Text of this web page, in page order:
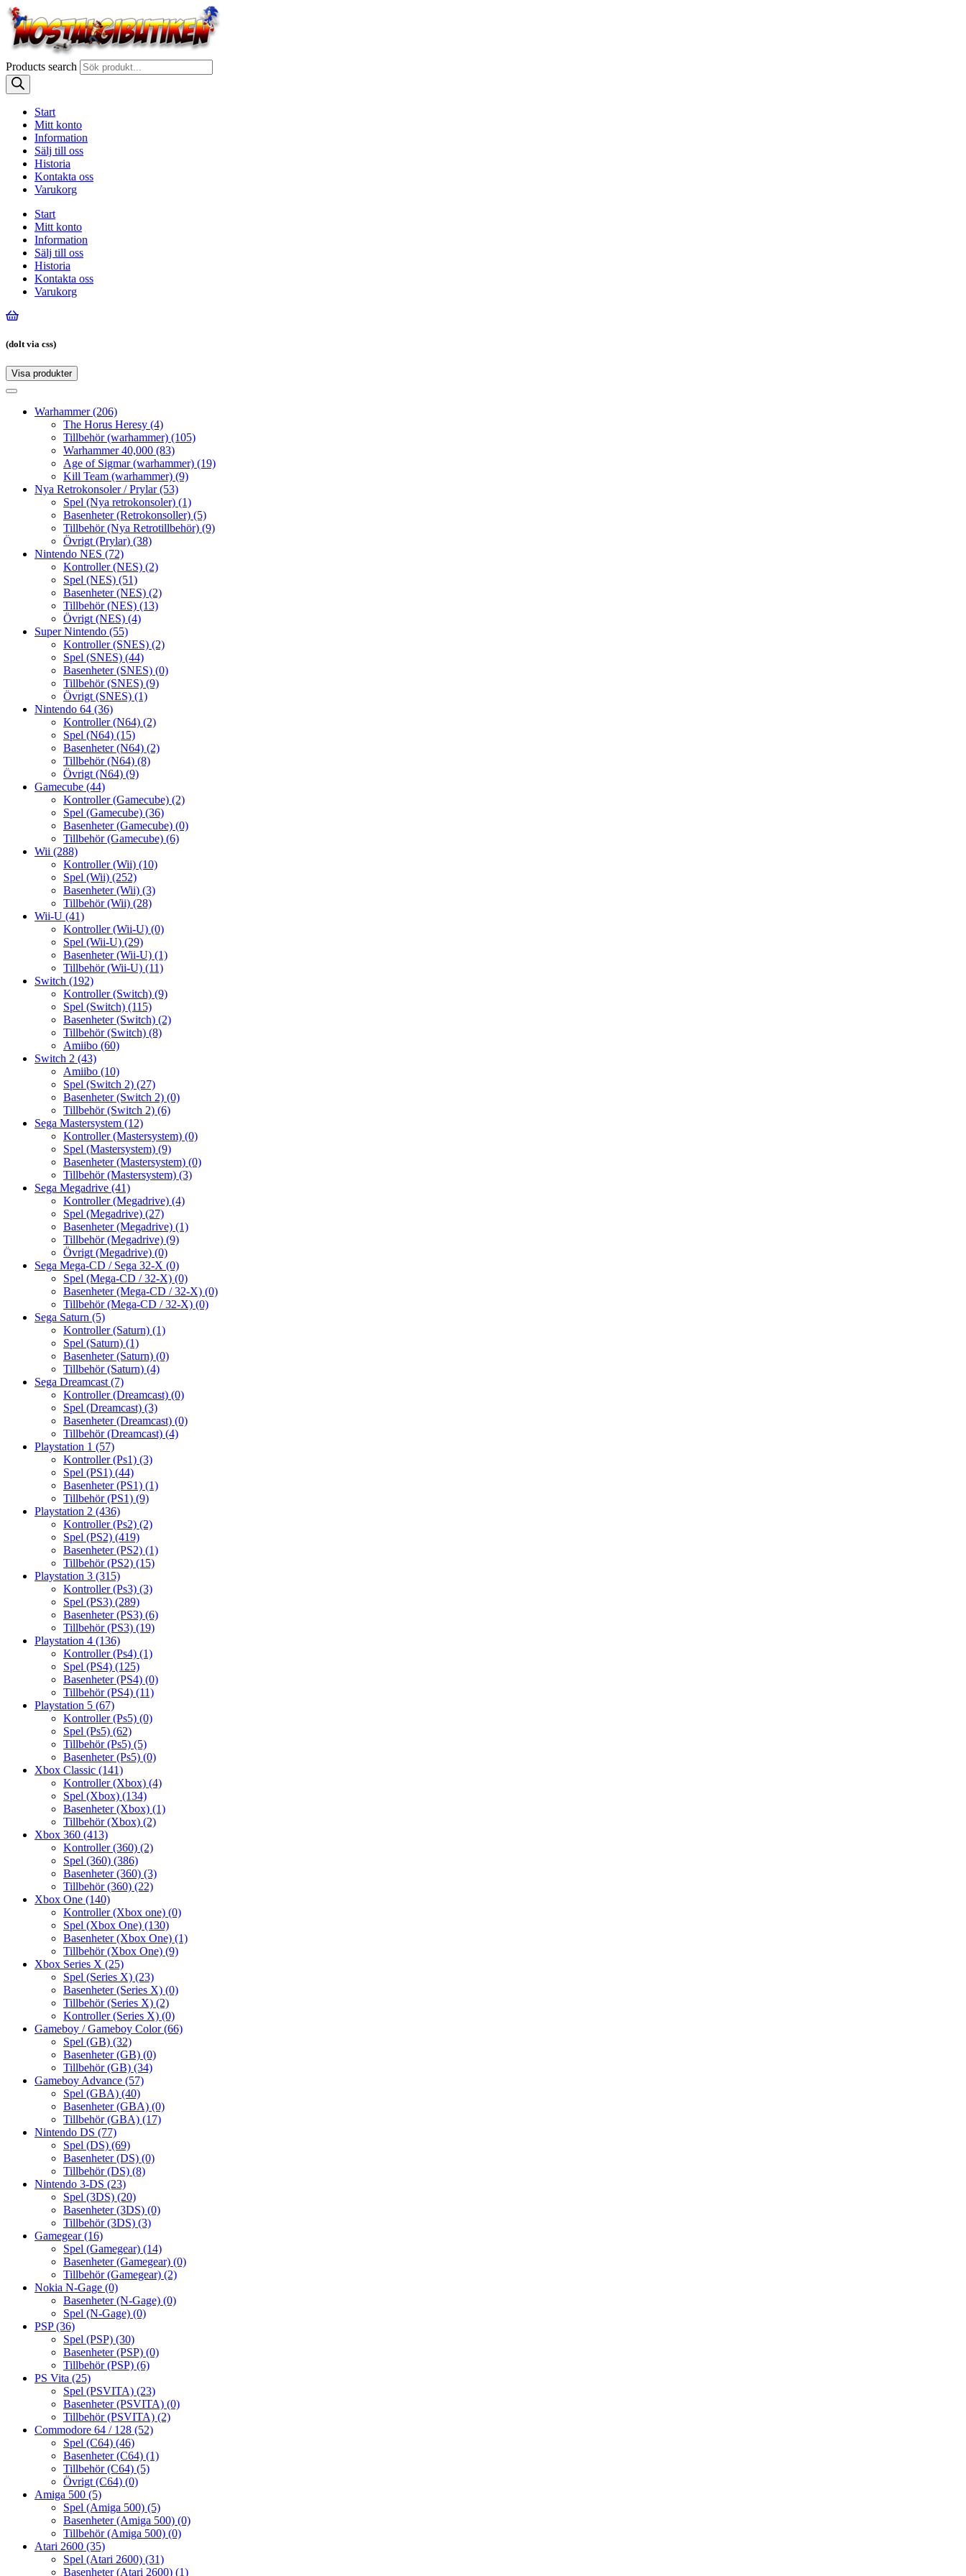
Products search
Start
Mitt konto
Information
Sälj till oss
Historia
Kontakta oss
Varukorg
Start
Mitt konto
Information
Sälj till oss
Historia
Kontakta oss
Varukorg
(dolt via css)
Visa produkter
Toggle
Toggle
navigationWarhammer(206)
The Horus Heresy (4)
Tillbehör (warhammer) (105)
Warhammer 40,000 (83)
Age of Sigmar (warhammer) (19)
Kill Team (warhammer) (9)
Nya Retrokonsoler / Prylar(53)
Spel (Nya retrokonsoler) (1)
Basenheter (Retrokonsoller) (5)
Tillbehör (Nya Retrotillbehör) (9)
Övrigt (Prylar) (38)
Nintendo NES (72)
Kontroller (NES) (2)
Spel (NES) (51)
Basenheter (NES) (2)
Tillbehör (NES) (13)
Övrigt (NES) (4)
Super Nintendo (55)
Kontroller (SNES) (2)
Spel (SNES) (44)
Basenheter (SNES) (0)
Tillbehör (SNES) (9)
Övrigt (SNES) (1)
Nintendo 64 (36)
Kontroller (N64) (2)
Spel (N64) (15)
Basenheter (N64) (2)
Tillbehör (N64) (8)
Övrigt (N64) (9)
Gamecube (44)
Kontroller (Gamecube) (2)
Spel (Gamecube) (36)
Basenheter (Gamecube) (0)
Tillbehör (Gamecube) (6)
Wii (288)
Kontroller (Wii) (10)
Spel (Wii) (252)
Basenheter (Wii) (3)
Tillbehör (Wii) (28)
Wii-U (41)
Kontroller (Wii-U) (0)
Spel (Wii-U) (29)
Basenheter (Wii-U) (1)
Tillbehör (Wii-U) (11)
Switch (192)
Kontroller (Switch) (9)
Spel (Switch) (115)
Basenheter (Switch) (2)
Tillbehör (Switch) (8)
Amiibo (60)
Switch 2 (43)
Amiibo (10)
Spel (Switch 2) (27)
Basenheter (Switch 2) (0)
Tillbehör (Switch 2) (6)
Sega Mastersystem (12)
Kontroller (Mastersystem) (0)
Spel (Mastersystem) (9)
Basenheter (Mastersystem) (0)
Tillbehör (Mastersystem) (3)
Sega Megadrive (41)
Kontroller (Megadrive) (4)
Spel (Megadrive) (27)
Basenheter (Megadrive) (1)
Tillbehör (Megadrive) (9)
Övrigt (Megadrive) (0)
Sega Mega-CD / Sega 32-X (0)
Spel (Mega-CD / 32-X) (0)
Basenheter (Mega-CD / 32-X) (0)
Tillbehör (Mega-CD / 32-X) (0)
Sega Saturn (5)
Kontroller (Saturn) (1)
Spel (Saturn) (1)
Basenheter (Saturn) (0)
Tillbehör (Saturn) (4)
Sega Dreamcast (7)
Kontroller (Dreamcast) (0)
Spel (Dreamcast) (3)
Basenheter (Dreamcast) (0)
Tillbehör (Dreamcast) (4)
Playstation 1 (57)
Kontroller (Ps1) (3)
Spel (PS1) (44)
Basenheter (PS1) (1)
Tillbehör (PS1) (9)
Playstation 2 (436)
Kontroller (Ps2) (2)
Spel (PS2) (419)
Basenheter (PS2) (1)
Tillbehör (PS2) (15)
Playstation 3 (315)
Kontroller (Ps3) (3)
Spel (PS3) (289)
Basenheter (PS3) (6)
Tillbehör (PS3) (19)
Playstation 4 (136)
Kontroller (Ps4) (1)
Spel (PS4) (125)
Basenheter (PS4) (0)
Tillbehör (PS4) (11)
Playstation 5 (67)
Kontroller (Ps5) (0)
Spel (Ps5) (62)
Tillbehör (Ps5) (5)
Basenheter (Ps5) (0)
Xbox Classic (141)
Kontroller (Xbox) (4)
Spel (Xbox) (134)
Basenheter (Xbox) (1)
Tillbehör (Xbox) (2)
Xbox 360 (413)
Kontroller (360) (2)
Spel (360) (386)
Basenheter (360) (3)
Tillbehör (360) (22)
Xbox One (140)
Kontroller (Xbox one) (0)
Spel (Xbox One) (130)
Basenheter (Xbox One) (1)
Tillbehör (Xbox One) (9)
Xbox Series X (25)
Spel (Series X) (23)
Basenheter (Series X) (0)
Tillbehör (Series X) (2)
Kontroller (Series X) (0)
Gameboy / Gameboy Color(66)
Spel (GB) (32)
Basenheter (GB) (0)
Tillbehör (GB) (34)
Gameboy Advance (57)
Spel (GBA) (40)
Basenheter (GBA) (0)
Tillbehör (GBA) (17)
Nintendo DS (77)
Spel (DS) (69)
Basenheter (DS) (0)
Tillbehör (DS) (8)
Nintendo 3-DS (23)
Spel (3DS) (20)
Basenheter (3DS) (0)
Tillbehör (3DS) (3)
Gamegear(16)
Spel (Gamegear) (14)
Basenheter (Gamegear) (0)
Tillbehör (Gamegear) (2)
Nokia N-Gage (0)
Basenheter (N-Gage) (0)
Spel (N-Gage) (0)
PSP(36)
Spel (PSP) (30)
Basenheter (PSP) (0)
Tillbehör (PSP) (6)
PS Vita (25)
Spel (PSVITA) (23)
Basenheter (PSVITA) (0)
Tillbehör (PSVITA) (2)
Commodore 64 / 128 (52)
Spel (C64) (46)
Basenheter (C64) (1)
Tillbehör (C64) (5)
Övrigt (C64) (0)
Amiga 500 (5)
Spel (Amiga 500) (5)
Basenheter (Amiga 500) (0)
Tillbehör (Amiga 500) (0)
Atari 2600 (35)
Spel (Atari 2600) (31)
Basenheter (Atari 2600) (1)